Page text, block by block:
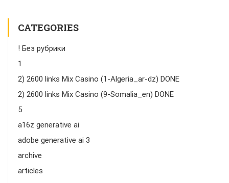
CATEGORIES
! Без рубрики
1
2) 2600 links Mix Casino (1-Algeria_ar-dz) DONE
2) 2600 links Mix Casino (9-Somalia_en) DONE
5
a16z generative ai
adobe generative ai 3
archive
articles